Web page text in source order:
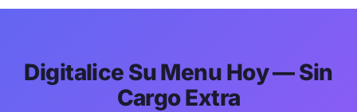
Digitalice Su Menu Hoy — Sin
Cargo Extra